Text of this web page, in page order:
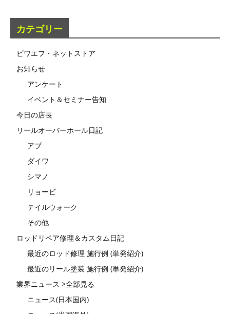
カテゴリー
ビワエフ・ネットストア
お知らせ
アンケート
イベント＆セミナー告知
今日の店長
リールオーバーホール日記
アブ
ダイワ
シマノ
リョービ
テイルウォーク
その他
ロッドリペア修理＆カスタム日記
最近のロッド修理 施行例 (単発紹介)
最近のリール塗装 施行例 (単発紹介)
業界ニュース >全部見る
ニュース(日本国内)